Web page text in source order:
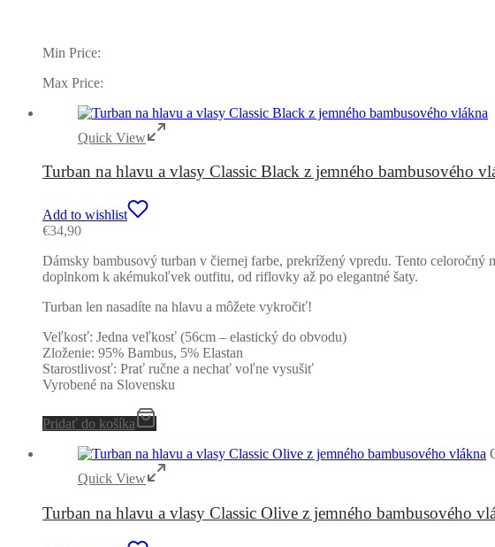
Min Price:
Max Price:
Quick View
Turban na hlavu a vlasy Classic Black z jemného bambusového
Add to wishlist
€34,90
Dámsky bambusový turban v čiernej farbe, prekrížený vpredu. Tento
doplnkom k akémukoľvek outfitu, od riflovky až po elegantné šaty.
Turban len nasadíte na hlavu a môžete vykročiť!
Veľkosť: Jedna veľkosť (56cm – elastický do obvodu)
Zloženie: 95% Bambus, 5% Elastan
Starostlivosť: Prať ručne a nechať voľne vysušiť
Vyrobené na Slovensku
Pridať do košíka
Quick View
Turban na hlavu a vlasy Classic Olive z jemného bambusového